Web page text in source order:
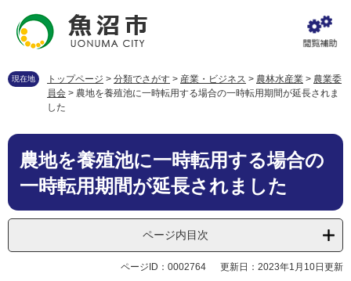
先
。
を
て
現在地 トップページ > 分類でさがす > 産業・ビジネス > 農林水産業 > 農業委
員会 > 農地を養殖池に一時転用する場合の一時転用期間が延長されま
した
本
農地を養殖池に一時転用する場合の
一時転用期間が延長されました
ページ内目次
ページID：0002764 更新日：2023年1月10日更新